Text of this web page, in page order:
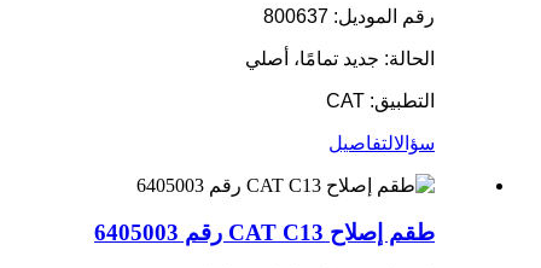
رقم الموديل: 800637
الحالة: جديد تمامًا، أصلي
التطبيق: CAT
سؤالالتفاصيل
طقم إصلاح CAT C13 رقم 6405003